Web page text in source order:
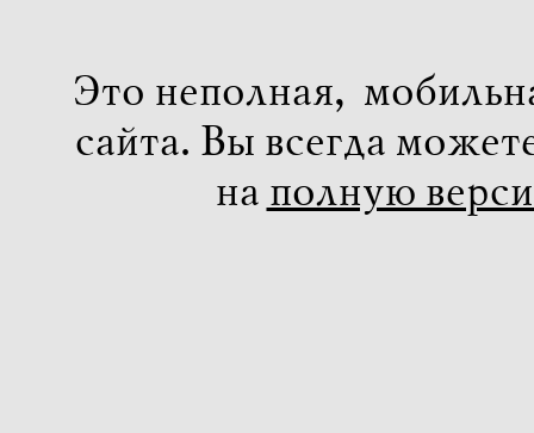
Это неполная,
сайта. Вы всегда
на полную